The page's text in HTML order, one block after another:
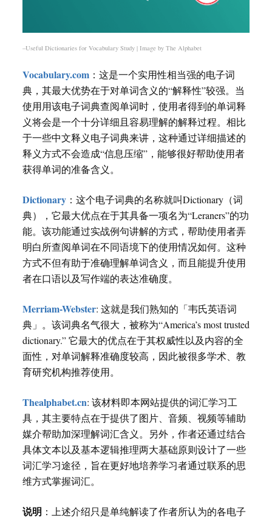
–Useful Dictionaries for Vocabulary Study | Image by The Alphabet
Vocabulary.com：这是一个实用性相当强的电子词
典，其最大优势在于对单词含义的“解释性”较强。当
使用用该电子词典查阅单词时，使用者得到的单词释
义将会是一个十分详细且容易理解的解释过程。相比
于一些中文释义电子词典来讲，这种通过详细描述的
释义方式不会造成“信息压缩”，能够很好帮助使用者
获得单词的准备含义。
Dictionary：这个电子词典的名称就叫Dictionary（词
典），它最大优点在于其具备一项名为“Leraners”的功
能。该功能通过实战例句讲解的方式，帮助使用者弄
明白所查阅单词在不同语境下的使用情况如何。这种
方式不但有助于准确理解单词含义，而且能提升使用
者在口语以及写作端的表达准确度。
Merriam-Webster: 这就是我们熟知的「韦氏英语词
典」。该词典名气很大，被称为“America’s most trusted
dictionary.” 它最大的优点在于其权威性以及内容的全
面性，对单词解释准确度较高，因此被很多学术、教
育研究机构推荐使用。
Thealphabet.cn: 该材料即本网站提供的词汇学习工
具，其主要特点在于提供了图片、音频、视频等辅助
媒介帮助加深理解词汇含义。另外，作者还通过结合
具体文本以及基本逻辑推理两大基础原则设计了一些
词汇学习途径，旨在更好地培养学习者通过联系的思
维方式掌握词汇。
说明 ：上述介绍只是单纯解读了作者所认为的各电子